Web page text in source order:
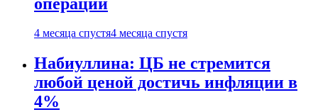
4 месяца спустя4 месяца спустя
Набиуллина: ЦБ не стремится
любой ценой достичь инфляции в
4%